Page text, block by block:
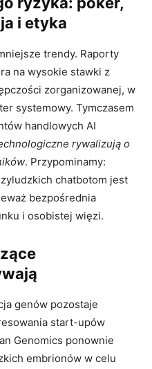
i etyka
trendy. Raporty
na wysokie stawki z
zorganizowanej, w
systemowy. Tymczasem
handlowych AI
rywalizują o
. Przypominamy:
chatbotom jest
bezpośrednia
i osobistej więzi.
genów pozostaje
start-upów
Genomics ponownie
embrionów w celu